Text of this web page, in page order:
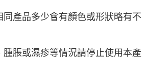
產品多少會有顏色或形狀略有不
脹或濕疹等情況請停止使用本產